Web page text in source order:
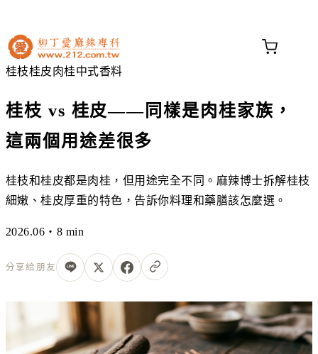
桂枝桂皮肉桂中式香料
桂枝 vs 桂皮——同樣是肉桂家族，
這兩個用途差很多
桂枝和桂皮都是肉桂，但用途完全不同。麻辣博士拆解桂枝
細嫩、桂皮厚重的特色，告訴你料理和藥膳該怎麼選。
2026.06・8 min
分享給朋友